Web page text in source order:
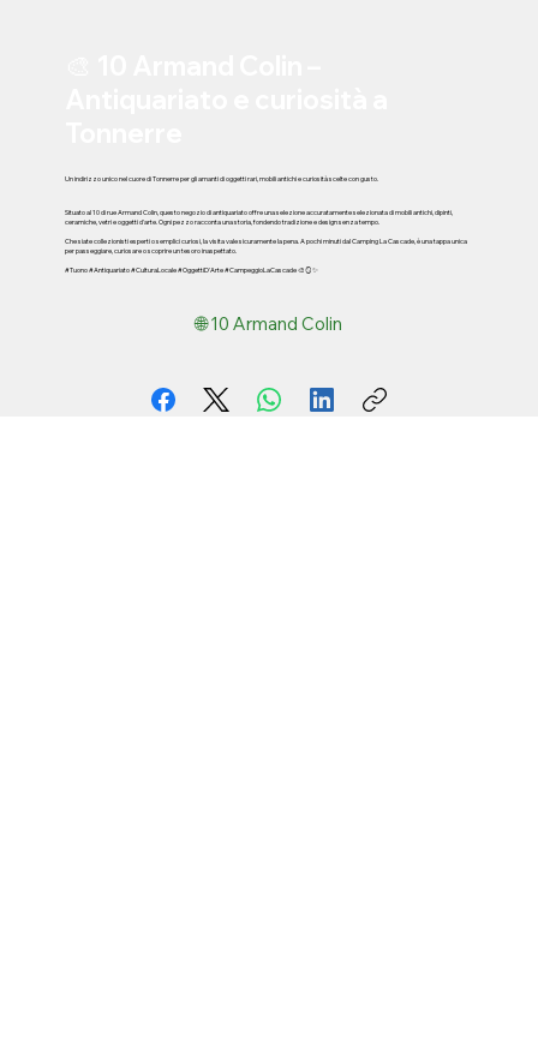
Un indirizzo unico nel cuore di Tonnerre per gli amanti di oggetti rari, mobili antichi e curiosità scelte con gusto.
Situato al 10 di rue Armand Colin, questo negozio di antiquariato offre una selezione accuratamente selezionata di mobili antichi, dipinti,
ceramiche, vetri e oggetti d'arte. Ogni pezzo racconta una storia, fondendo tradizione e design senza tempo.
Che siate collezionisti esperti o semplici curiosi, la visita vale sicuramente la pena. A pochi minuti dal Camping La Cascade, è una tappa unica
per passeggiare, curiosare o scoprire un tesoro inaspettato.
#Tuono #Antiquariato #CulturaLocale #OggettiD'Arte #CampeggioLaCascade 🎨🪞✨
🌐 10 Armand Colin